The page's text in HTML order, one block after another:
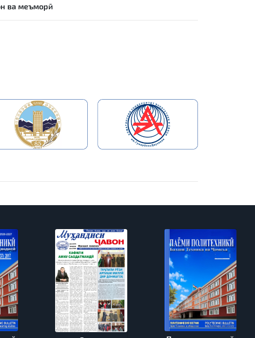
ва меъморӣ